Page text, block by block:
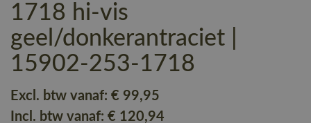
1718 hi-vis
geel/donkerantraciet |
15902-253-1718
Excl. btw vanaf: € 99,95
Incl. btw vanaf: € 120,94